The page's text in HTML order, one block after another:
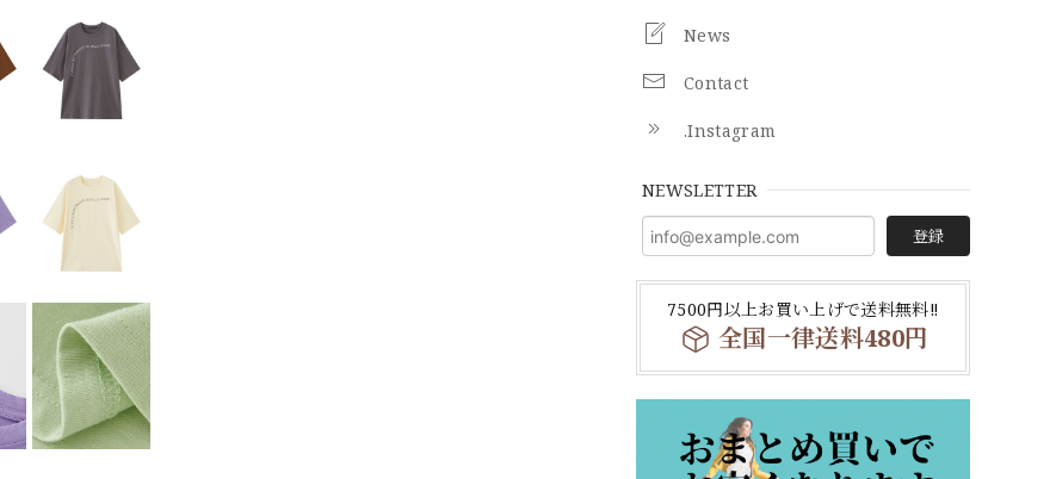
News
Contact
.Instagram
NEWSLETTER
登録
7500円以上お買い上げで送料無料‼
全国一律送料480円